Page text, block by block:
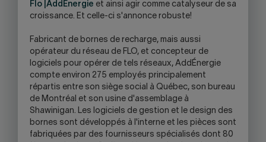
APPLICATION.
Flo |AddÉnergie et ainsi agir comme catalyseur de sa
croissance. Et celle-ci s'annonce robuste!
Fabricant de bornes de recharge, mais aussi
opérateur du réseau de FLO, et concepteur de
logiciels pour opérer de tels réseaux, AddÉnergie
compte environ 275 employés principalement
répartis entre son siège social à Québec, son bureau
de Montréal et son usine d'assemblage à
Shawinigan. Les logiciels de gestion et le design des
bornes sont développés à l'interne et les pièces sont
fabriquées par des fournisseurs spécialisés dont 80